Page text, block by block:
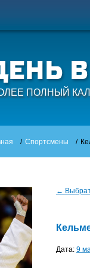
ПОЛНЫЙ
/ Спортсмены /
←
Дата: 9